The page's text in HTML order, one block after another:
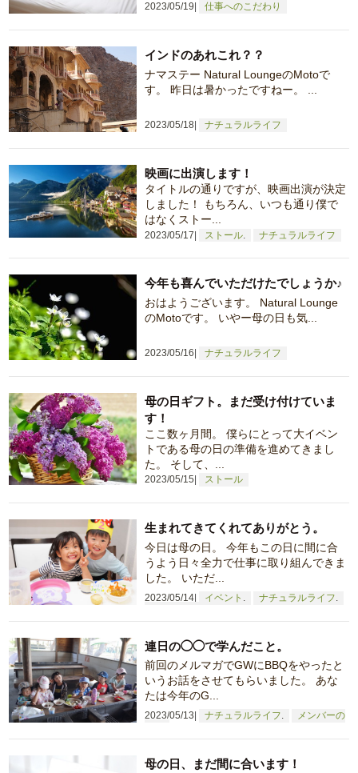
2023/05/19 仕事へのこだわり
2023/05/18 ナチュラルライフ
インドのあれこれ？？
ナマステー Natural LoungeのMotoで
す。 昨日は暑かったですねー。 ...
2023/05/17 ストール ナチュラルライフ
映画に出演します！
タイトルの通りですが、映画出演が決定
しました！ もちろん、いつも通り僕で
はなくストー...
2023/05/16 ナチュラルライフ
今年も喜んでいただけたでしょうか♪
おはようございます。 Natural Lounge
のMotoです。 いやー母の日も気...
2023/05/15 ストール
母の日ギフト。まだ受け付けていま
す！
ここ数ヶ月間。 僕らにとって大イベン
トである母の日の準備を進めてきまし
た。 そして、...
2023/05/14 イベント
ナチュラルライフ
生まれてきてくれてありがとう。
今日は母の日。 今年もこの日に間に合
うよう日々全力で仕事に取り組んできま
した。 いただ...
2023/05/13 ナチュラルライフ
メンバーの
連日の◯◯で学んだこと。
前回のメルマガでGWにBBQをやったと
いうお話をさせてもらいました。 あな
たは今年のG...
母の日、まだ間に合います！